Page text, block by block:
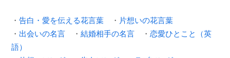
・ 告白・愛を伝える花言葉 ・ 片想いの花言葉
・ 出会いの名言 ・ 結婚相手の名言 ・ 恋愛ひとこと（英
語）